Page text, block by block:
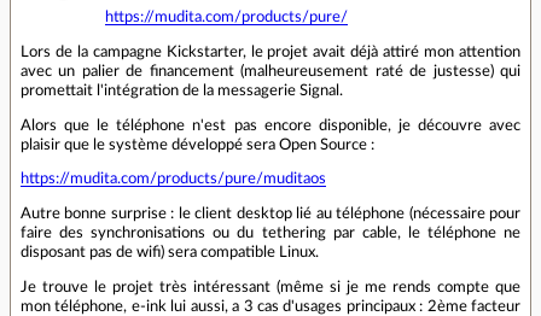
https://mudita.com/products/pure/
Lors de la campagne Kickstarter, le projet avait déjà attiré mon attention
avec un palier de financement (malheureusement raté de justesse) qui
promettait l'intégration de la messagerie Signal.
Alors que le téléphone n'est pas encore disponible, je découvre avec
plaisir que le système développé sera Open Source :
https://mudita.com/products/pure/muditaos
Autre bonne surprise : le client desktop lié au téléphone (nécessaire pour
faire des synchronisations ou du tethering par cable, le téléphone ne
disposant pas de wifi) sera compatible Linux.
Je trouve le projet très intéressant (même si je me rends compte que
mon téléphone, e-ink lui aussi, a 3 cas d'usages principaux : 2ème facteur